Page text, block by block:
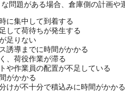
問題がある場合、倉庫側の計画や
に集中して到着する
して荷待ちが発生する
足りない
誘導までに時間がかかる
、荷役作業が滞る
や作業員の配置が不足している
がかかる
けが不十分で積込みに時間がかかる